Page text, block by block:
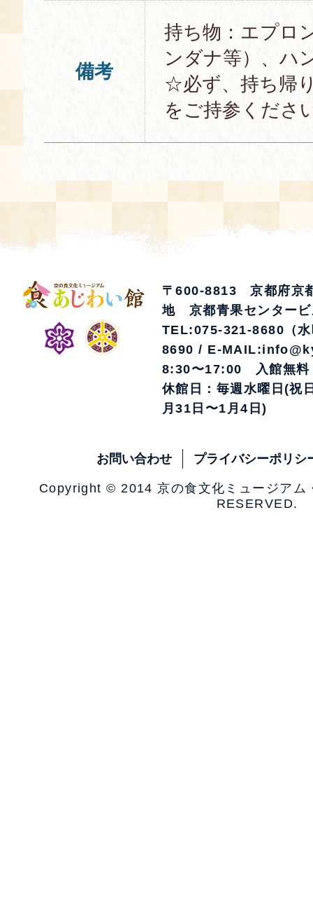
備考
持ち物：エプロ
ンダナ等）、ハ
☆必ず、持ち帰
をご持参くださ
〒600-8813 京都府京
地 京都青果センタービ
TEL:075-321-8680（
8690 / E-
8:30〜17:00 入館無料
休館日：毎週水曜日(祝
月31日〜1月4日)
お問い合わせ プライバシーポリシ
Copyright © 2014 京の食文化ミュージア
RESERVED.